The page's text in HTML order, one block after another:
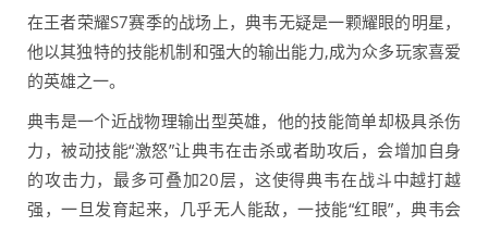
在王者荣耀S7赛季的战场上，典韦无疑是一颗耀眼的明星，
他以其独特的技能机制和强大的输出能力,成为众多玩家喜爱
的英雄之一。
典韦是一个近战物理输出型英雄，他的技能简单却极具杀伤
力，被动技能“激怒”让典韦在击杀或者助攻后，会增加自身
的攻击力，最多可叠加20层，这使得典韦在战斗中越打越
强，一旦发育起来，几乎无人能敌，一技能“红眼”，典韦会